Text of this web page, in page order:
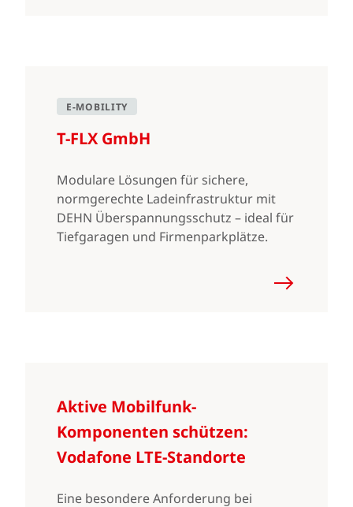
E-MOBILITY
T-FLX GmbH
Modulare Lösungen für sichere,
normgerechte Ladeinfrastruktur mit
DEHN Überspannungsschutz – ideal für
Tiefgaragen und Firmenparkplätze.
Aktive Mobilfunk-
Komponenten schützen:
Vodafone LTE-Standorte
Eine besondere Anforderung bei